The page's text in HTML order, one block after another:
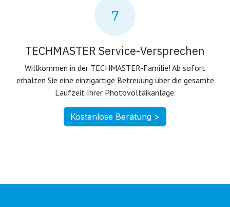
7
TECHMASTER Service-Versprechen
Willkommen in der TECHMASTER-Familie! Ab sofort
erhalten Sie eine einzigartige Betreuung über die gesamte
Laufzeit Ihrer Photovoltaikanlage.
Kostenlose Beratung >